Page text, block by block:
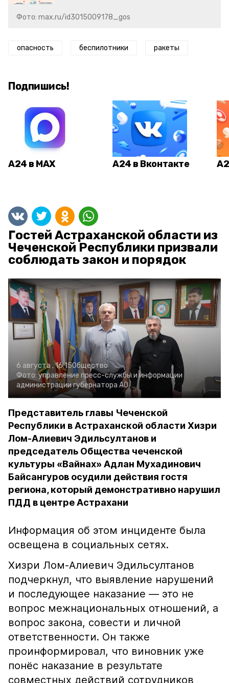
Фото: max.ru/id3015009178_gos
опасность беспилотники ракеты
Подпишись!
А24 в MAX А24 в Вконтакте
Гостей Астраханской области из
Чеченской Республики призвали
соблюдать закон и порядок
6 августа , 16:15Общество
Фото: управление пресс-службы и информации
администрации губернатора АО
Представитель главы Чеченской
Республики в Астраханской области Хизри
Лом-Алиевич Эдильсултанов и
председатель Общества чеченской
культуры «Вайнах» Адлан Мухадинович
Байсангуров осудили действия гостя
региона, который демонстративно нарушил
ПДД в центре Астрахани
Информация об этом инциденте была
освещена в социальных сетях.
Хизри Лом-Алиевич Эдильсултанов
подчеркнул, что выявление нарушений
и последующее наказание — это не
вопрос межнациональных отношений, а
вопрос закона, совести и личной
ответственности. Он также
проинформировал, что виновник уже
понёс наказание в результате
совместных действий сотрудников